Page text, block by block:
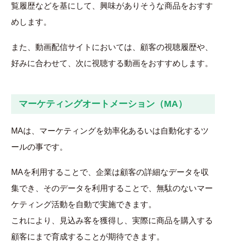
覧履歴などを基にして、興味がありそうな商品をおすす
めします。
また、動画配信サイトにおいては、顧客の視聴履歴や、
好みに合わせて、次に視聴する動画をおすすめします。
マーケティングオートメーション（MA）
MAは、マーケティングを効率化あるいは自動化するツ
ールの事です。
MAを利用することで、企業は顧客の詳細なデータを収
集でき、そのデータを利用することで、無駄のないマー
ケティング活動を自動で実施できます。
これにより、見込み客を獲得し、実際に商品を購入する
顧客にまで育成することが期待できます。